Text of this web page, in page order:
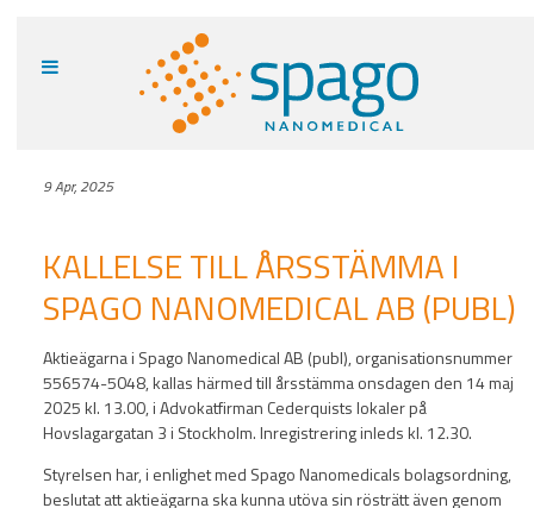
9 Apr, 2025
KALLELSE TILL ÅRSSTÄMMA I
SPAGO NANOMEDICAL AB (PUBL)
Aktieägarna i Spago Nanomedical AB (publ), organisationsnummer
556574-5048, kallas härmed till årsstämma onsdagen den 14 maj
2025 kl. 13.00, i Advokatfirman Cederquists lokaler på
Hovslagargatan 3 i Stockholm. Inregistrering inleds kl. 12.30.
Styrelsen har, i enlighet med Spago Nanomedicals bolagsordning,
beslutat att aktieägarna ska kunna utöva sin rösträtt även genom